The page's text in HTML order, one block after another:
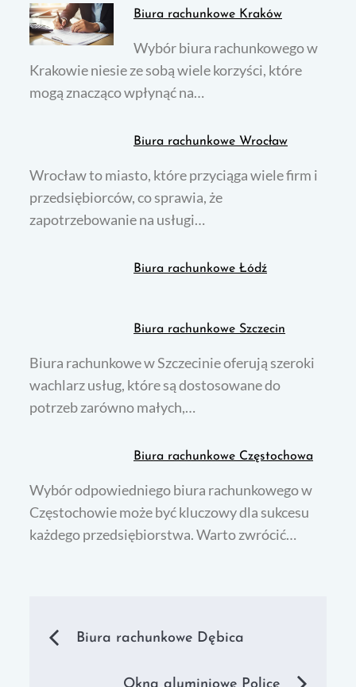
Biura rachunkowe Kraków
Wybór biura rachunkowego w
Krakowie niesie ze sobą wiele korzyści, które
mogą znacząco wpłynąć na…
Biura rachunkowe Wrocław
Wrocław to miasto, które przyciąga wiele firm i
przedsiębiorców, co sprawia, że
zapotrzebowanie na usługi…
Biura rachunkowe Łódź
Biura rachunkowe Szczecin
Biura rachunkowe w Szczecinie oferują szeroki
wachlarz usług, które są dostosowane do
potrzeb zarówno małych,…
Biura rachunkowe Częstochowa
Wybór odpowiedniego biura rachunkowego w
Częstochowie może być kluczowy dla sukcesu
każdego przedsiębiorstwa. Warto zwrócić…
Nawigacja
Biura rachunkowe Dębica